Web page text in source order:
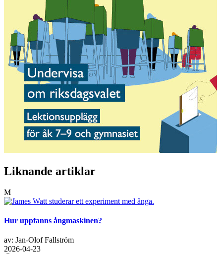
Liknande artiklar
M
Hur uppfanns ångmaskinen?
av: Jan-Olof Fallström
2026-04-23